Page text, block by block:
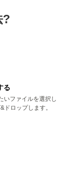
?
る
いファイルを選択し
ドロップします。